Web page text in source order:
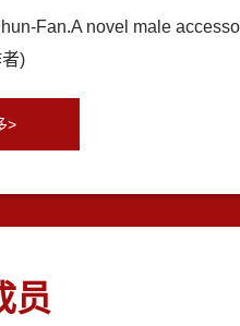
Fan.A novel male
)
>
员